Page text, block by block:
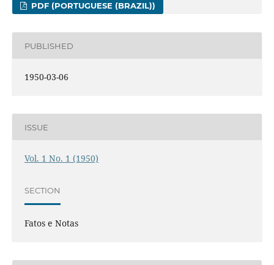
PDF (PORTUGUESE (BRAZIL))
PUBLISHED
1950-03-06
ISSUE
Vol. 1 No. 1 (1950)
SECTION
Fatos e Notas